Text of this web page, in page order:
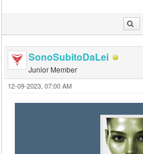
SonoSubitoDaLei
Junior Member
12-09-2023, 07:00 AM